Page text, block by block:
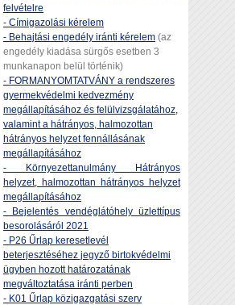
felvételre
- Címigazolási kérelem
- Behajtási engedély iránti kérelem (az
engedély kiadása sürgős esetben 3
munkanapon belül történik)
- FORMANYOMTATVÁNY a rendszeres
gyermekvédelmi kedvezmény
megállapításához és felülvizsgálatához,
valamint a hátrányos, halmozottan
hátrányos helyzet fennállásának
megállapításához
- Környezettanulmány Hátrányos
helyzet, halmozottan hátrányos helyzet
megállapításához
- Bejelentés vendéglátóhely üzlettípus
besorolásáról 2021
- P26 Űrlap keresetlevél
beterjesztéséhez jegyző birtokvédelmi
ügyben hozott határozatának
megváltoztatása iránti perben
- K01 Űrlap közigazgatási szerv